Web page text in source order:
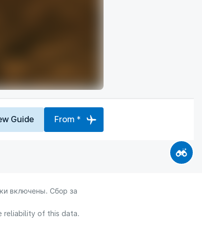
Guide From *
включены. Сбор за
reliability of this data.